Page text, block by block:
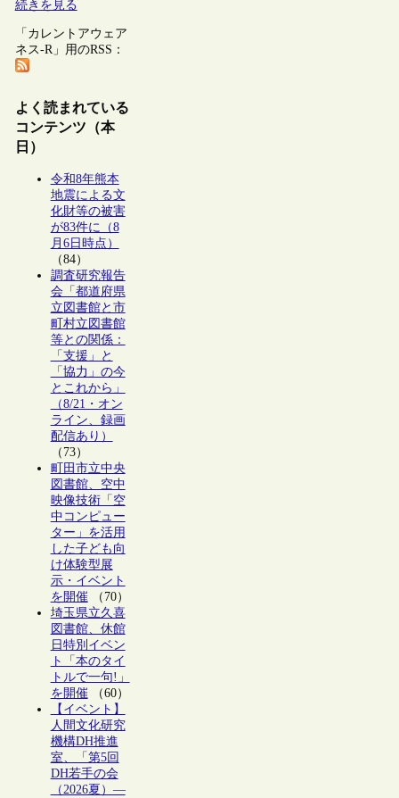
続きを見る
「カレントアウェア
ネス-R」用のRSS：
よく読まれている
コンテンツ（本
日）
令和8年熊本
地震による文
化財等の被害
が83件に（8
月6日時点）
（84）
調査研究報告
会「都道府県
立図書館と市
町村立図書館
等との関係：
「支援」と
「協力」の今
とこれから」
（8/21・オン
ライン、録画
配信あり）
（73）
町田市立中央
図書館、空中
映像技術「空
中コンピュー
ター」を活用
した子ども向
け体験型展
示・イベント
を開催（70）
埼玉県立久喜
図書館、休館
日特別イベン
ト「本のタイ
トルで一句!」
を開催（60）
【イベント】
人間文化研究
機構DH推進
室、「第5回
DH若手の会
（2026夏）―